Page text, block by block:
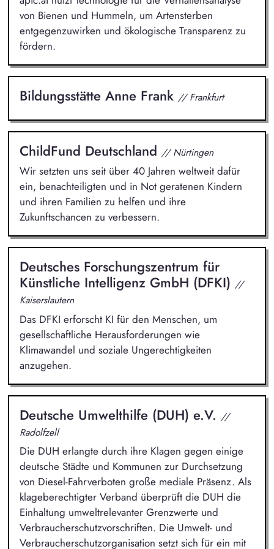
von Bienen und Hummeln, um Artensterben
entgegenzuwirken und ökologische Transparenz zu
fördern.
Bildungsstätte Anne Frank // Frankfurt
ChildFund Deutschland // Nürtingen
Wir setzten uns seit über 40 Jahren weltweit dafür
ein, benachteiligten und in Not geratenen Kindern
und ihren Familien zu helfen und ihre
Zukunftschancen zu verbessern.
Deutsches Forschungszentrum für
Künstliche Intelligenz GmbH (DFKI) //
Kaiserslautern
Das DFKI erforscht KI für den Menschen, um
gesellschaftliche Herausforderungen wie
Klimawandel und soziale Ungerechtigkeiten
anzugehen.
Deutsche Umwelthilfe (DUH) e.V. //
Radolfzell
Die DUH erlangte durch ihre Klagen gegen einige
deutsche Städte und Kommunen zur Durchsetzung
von Diesel-Fahrverboten große mediale Präsenz. Als
klageberechtigter Verband überprüft die DUH die
Einhaltung umweltrelevanter Grenzwerte und
Verbraucherschutzvorschriften. Die Umwelt- und
Verbraucherschutzorganisation setzt sich für ein mit